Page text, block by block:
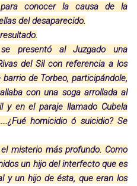
conocer la causa de la
del desaparecido.
presentó al Juzgado una
del Sil con referencia a los
de Torbeo, participándole,
con una soga arrollada al
y en el paraje llamado Cubela
homicidio ó suicidio? Se
misterio más profundo. Como
un hijo del interfecto que es
y un hijo de ésta, que eran los